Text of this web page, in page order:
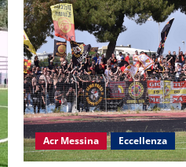
Acr Messina Eccellenza